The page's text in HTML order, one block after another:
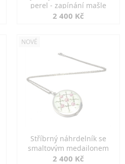
perel - zapínání mašle
2 400 Kč
NOVÉ
Stříbrný náhrdelník se
smaltovým medailonem
2 400 Kč